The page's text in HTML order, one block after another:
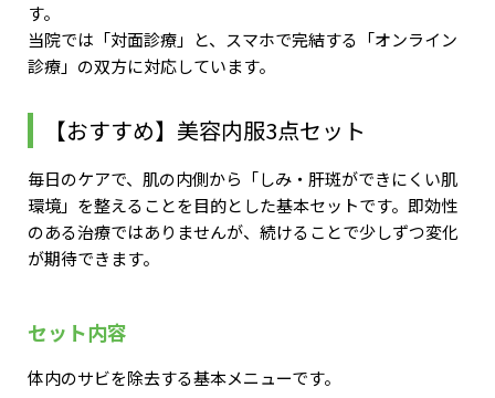
す。
当院では「対面診療」と、スマホで完結する「オンライン
診療」の双方に対応しています。
【おすすめ】美容内服3点セット
毎日のケアで、肌の内側から「しみ・肝斑ができにくい肌
環境」を整えることを目的とした基本セットです。即効性
のある治療ではありませんが、続けることで少しずつ変化
が期待できます。
セット内容
体内のサビを除去する基本メニューです。